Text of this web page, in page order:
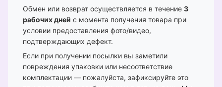
Обмен или возврат осуществляется в течение 3
рабочих дней с момента получения товара при
условии предоставления фото/видео,
подтверждающих дефект.
Если при получении посылки вы заметили
повреждения упаковки или несоответствие
комплектации — пожалуйста, зафиксируйте это